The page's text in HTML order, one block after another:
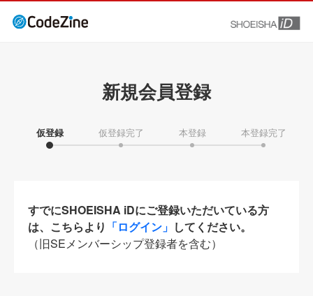
新規会員登録
仮登録 仮登録完了 本登録 本登録完了
すでにSHOEISHA iDにご登録いただいている方
は、こちらより 「ログイン」 してください。
（旧SEメンバーシップ登録者を含む）